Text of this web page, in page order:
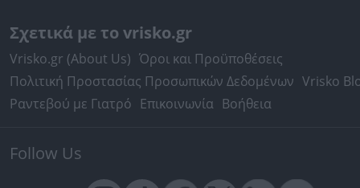
Σχετικά με το vrisko.gr
Vrisko.gr (About Us) Όροι και Προϋποθέσεις
Πολιτική Προστασίας Προσωπικών Δεδομένων Vrisko
Ραντεβού με Γιατρό Επικοινωνία Βοήθεια
Follow Us